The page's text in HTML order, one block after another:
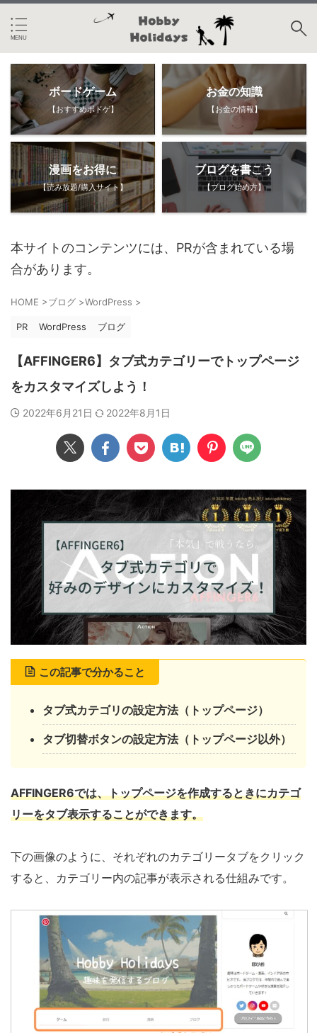
ボードゲーム
【おすすめボドゲ】
お金の知識
【お金の情報】
漫画をお得に
【読み放題/購入サイト】
ブログを書こう
【ブログ始め方】
本サイトのコンテンツには、PRが含まれている場
合があります。
HOME >ブログ >WordPress >
PR WordPress ブログ
【AFFINGER6】タブ式カテゴリーでトップページ
をカスタマイズしよう！
2022年6月21日 2022年8月1日
この記事で分かること
タブ式カテゴリの設定方法（トップページ）
タブ切替ボタンの設定方法（トップページ以外）
AFFINGER6では、トップページを作成するときにカテゴ
リーをタブ表示することができます。
下の画像のように、それぞれのカテゴリータブをクリック
すると、カテゴリー内の記事が表示される仕組みです。